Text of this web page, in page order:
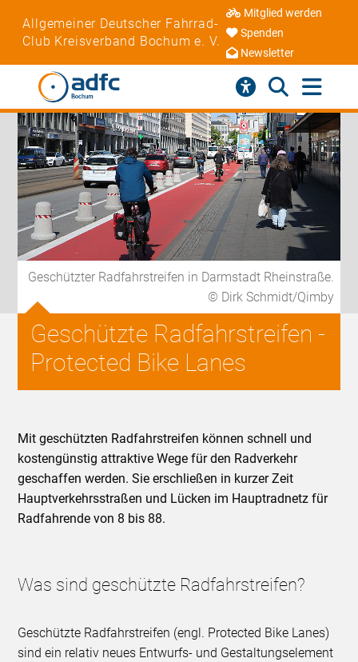
Allgemeiner Deutscher Fahrrad-
Club Kreisverband Bochum e. V.
Mitglied werden
Spenden
Newsletter
Geschützter Radfahrstreifen in Darmstadt Rheinstraße.
© Dirk Schmidt/Qimby
Geschützte Radfahrstreifen -
Protected Bike Lanes
Mit geschützten Radfahrstreifen können schnell und
kostengünstig attraktive Wege für den Radverkehr
geschaffen werden. Sie erschließen in kurzer Zeit
Hauptverkehrsstraßen und Lücken im Hauptradnetz für
Radfahrende von 8 bis 88.
Was sind geschützte Radfahrstreifen?
Geschützte Radfahrstreifen (engl. Protected Bike Lanes)
sind ein relativ neues Entwurfs- und Gestaltungselement